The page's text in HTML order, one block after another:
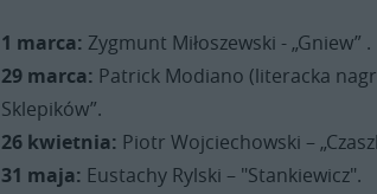
1 marca: Zygmunt Miłoszewski - „Gniew” .
29 marca: Patrick Modiano (literacka
Sklepików”.
26 kwietnia: Piotr Wojciechowski –
31 maja: Eustachy Rylski – "Stankiewicz".